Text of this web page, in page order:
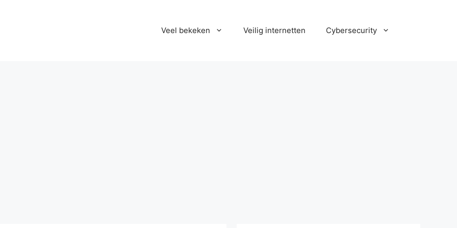
Veel bekeken Veilig internetten Cybersecurity